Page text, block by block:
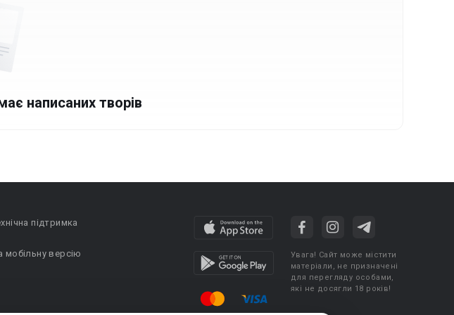
написаних творів
підтримка
мобільну версію
Увага! Сайт може містити
матеріали, не призначені
для перегляду особами,
які не досягли 18 років!